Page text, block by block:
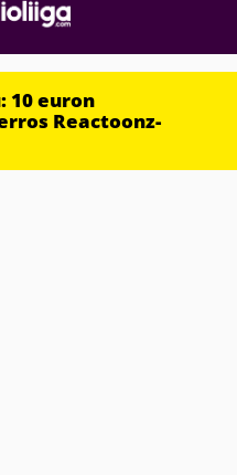
10 euron
Reactoonz-